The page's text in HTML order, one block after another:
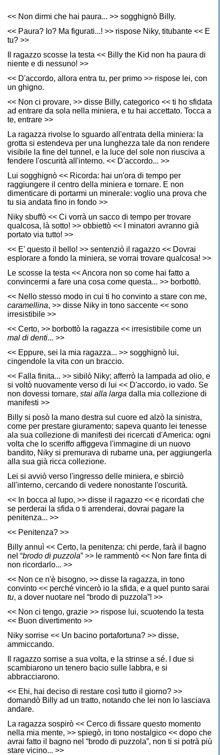
<< Non dirmi che hai paura... >> sogghignò Billy.
<< Paura? Io? Ma figurati...! >> rispose Niky, titubante << E
tu? >>
Il ragazzo scosse la testa << Billy the Kid non ha paura di
niente e di nessuno! >>
<< D'accordo, allora entra tu, per primo >> rispose lei, con
un ghigno.
<< Non ci provare, >> disse Billy, categorico << ti ho sfidata
ad entrare da sola nella miniera, e tu hai accettato. Tocca a
te, entrare >>
La ragazza rivolse lo sguardo all'entrata della miniera: la
grotta si estendeva per una lunghezza tale da non rendere
visibile la fine del tunnel, e la luce del sole non riusciva a
fendere l'oscurità all'interno. << D'accordo... >>
Lui sogghignò << Ricorda: hai un'ora di tempo per
raggiungere il centro della miniera e tornare. E non
dimenticare di portarmi un minerale: voglio una prova che
tu sia andata fino in fondo >>
Niky sbuffò << Ci vorrà un sacco di tempo per trovare
qualcosa, là sotto! >> obbiettò << I minatori avranno già
portato via tutto! >>
<< E' questo il bello! >> sentenziò il ragazzo << Dovrai
esplorare a fondo la miniera, se vorrai trovare qualcosa! >>
Le scosse la testa << Ancora non so come hai fatto a
convincermi a fare una cosa come questa... >> borbottò.
<< Nello stesso modo in cui ti ho convinto a stare con me,
caramellina, >> disse Niky in tono saccente << sono
irresistibile >>
<< Certo, >> borbottò la ragazza << irresistibile come un
mal di denti... >>
<< Eppure, sei la mia ragazza... >> sogghignò lui,
cingendole la vita con un braccio.
<< Falla finita... >> sibilò Niky; afferrò la lampada ad olio, e
si voltò nuovamente verso di lui << D'accordo, io vado. Se
non dovessi tornare, stai alla larga dalla mia collezione di
manifesti >>
Billy si posò la mano destra sul cuore ed alzò la sinistra,
come per prestare giuramento; sapeva quanto lei tenesse
ala sua collezione di manifesti dei ricercati d'America: ogni
volta che lo sceriffo affiggeva l'immagine di un nuovo
bandito, Niky si premurava di rubarne una, per aggiungerla
alla sua già ricca collezione.
Lei si avviò verso l'ingresso delle miniera, e sbirciò
all'interno, cercando di vedere nonostante l'oscurità.
<< In bocca al lupo, >> disse il ragazzo << e ricordati che
se perderai la sfida o ti arrenderai, dovrai pagare la
penitenza... >>
<< Penitenza? >>
Billy annuì << Certo, la penitenza: chi perde, farà il bagno
nel “brodo di puzzola” >> le rammentò << Non fare finta di
non ricordarlo... >>
<< Non ce n'è bisogno, >> disse la ragazza, in tono
convinto << perché vincerò io la sfida, e a quel punto sarai
tu, a dover nuotare nel “brodo di puzzola”! >>
<< Non ci tengo, grazie >> rispose lui, scuotendo la testa
<< Buon divertimento >>
Niky sorrise << Un bacino portafortuna? >> disse,
ammiccando.
Il ragazzo sorrise a sua volta, e la strinse a sé. I due si
scambiarono un tenero bacio sulle labbra, e si
abbracciarono.
<< Ehi, hai deciso di restare così tutto il giorno? >>
domandò Billy ad un tratto, notando che lei non lo lasciava
andare.
La ragazza sospirò << Cerco di fissare questo momento
nella mia mente, >> spiegò, in tono nostalgico << dopo che
avrai fatto il bagno nel “brodo di puzzola”, non ti si potrà più
stare vicino... >>